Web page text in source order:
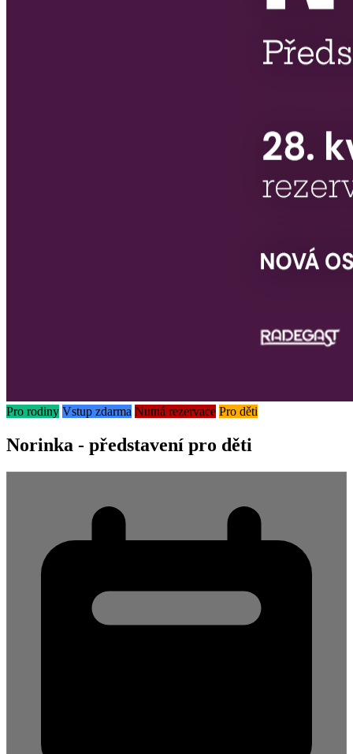
Pro rodiny Vstup zdarma Nutná rezervace Pro děti
Norinka - představení pro děti